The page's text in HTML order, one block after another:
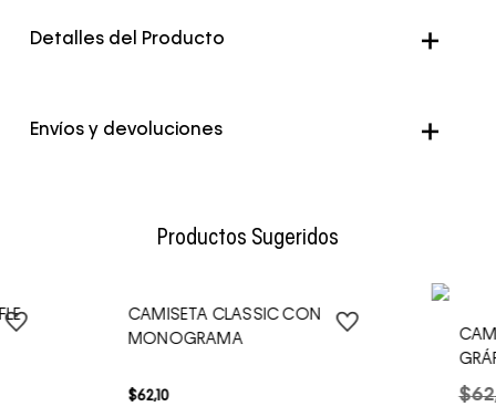
Detalles del Producto
Color Negro
Envíos y devoluciones
Productos Sugeridos
CAMISETA CLASSIC CON
MONOGRAMA
$62,10 $62